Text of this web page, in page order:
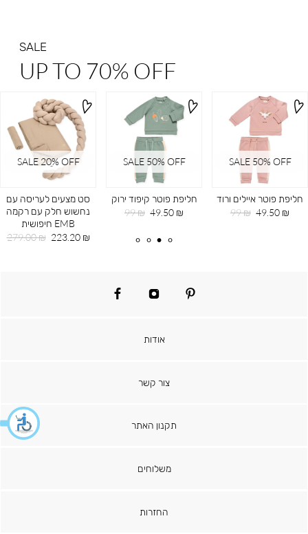
SALE
UP TO 70% OFF
SALE 20ֵ% OFF
סט מצעים לעריסה עם
נחשוש חלק עם רקמה
EMB חיפושית
מחיר
223.20 ₪
מחיר
279.00 ₪
SALE 50% OFF
חליפת פוטר קיפוד ירוק
מחיר
49.50 ₪
מחיר
99 ₪
SALE 50% OFF
חליפת פוטר איילים ורוד
מחיר
49.50 ₪
מחיר
99 ₪
pinterest
instagram
facebook
אודות
צור קשר
תקנון האתר
משלוחים
החזרות